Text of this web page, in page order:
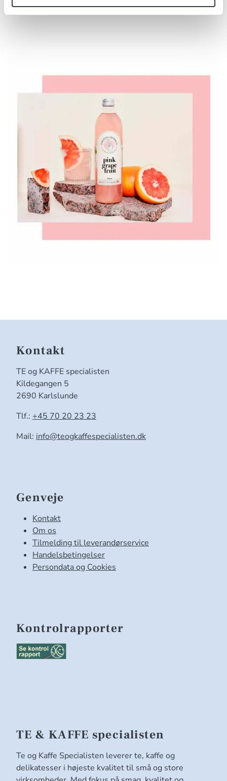
Kontakt
TE og KAFFE specialisten
Kildegangen 5
2690 Karlslunde
Tlf.: +45 70 20 23 23
Mail: info@teogkaffespecialisten.dk
Genveje
Kontakt
Om os
Tilmelding til leverandørservice
Handelsbetingelser
Persondata og Cookies
Kontrolrapporter
TE & KAFFE specialisten
Te og Kaffe Specialisten leverer te, kaffe og
delikatesser i højeste kvalitet til små og store